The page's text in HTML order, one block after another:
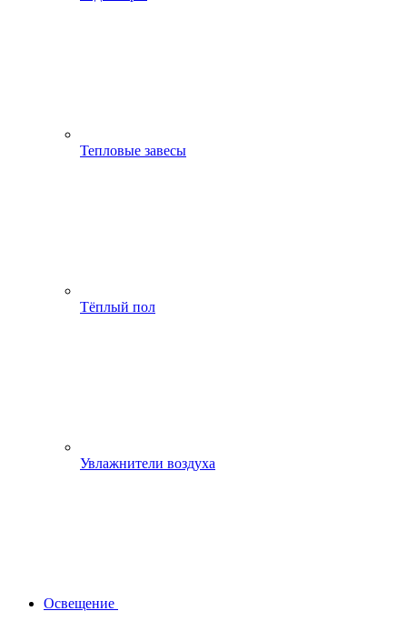
Тепловые завесы
Тёплый пол
Увлажнители воздуха
Освещение